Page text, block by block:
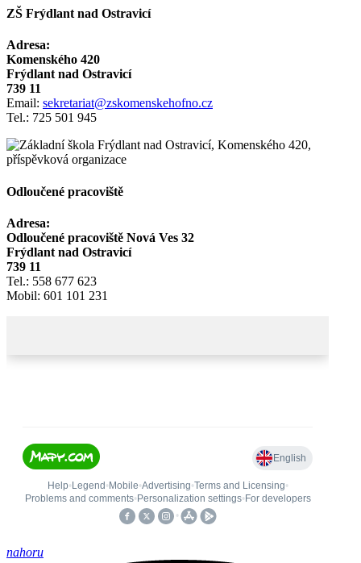
ZŠ Frýdlant nad Ostravicí
Adresa:
Komenského 420
Frýdlant nad Ostravicí
739 11
Email: sekretariat@zskomenskehofno.cz
Tel.: 725 501 945
Odloučené pracoviště
Adresa:
Odloučené pracoviště Nová Ves 32
Frýdlant nad Ostravicí
739 11
Tel.: 558 677 623
Mobil: 601 101 231
nahoru